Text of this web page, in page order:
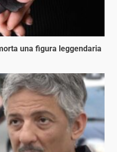
una figura leggendaria